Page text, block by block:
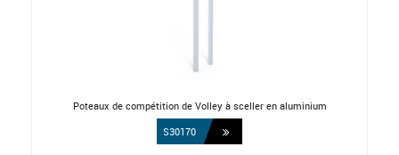
Poteaux de compétition de Volley à sceller en aluminium
S30170